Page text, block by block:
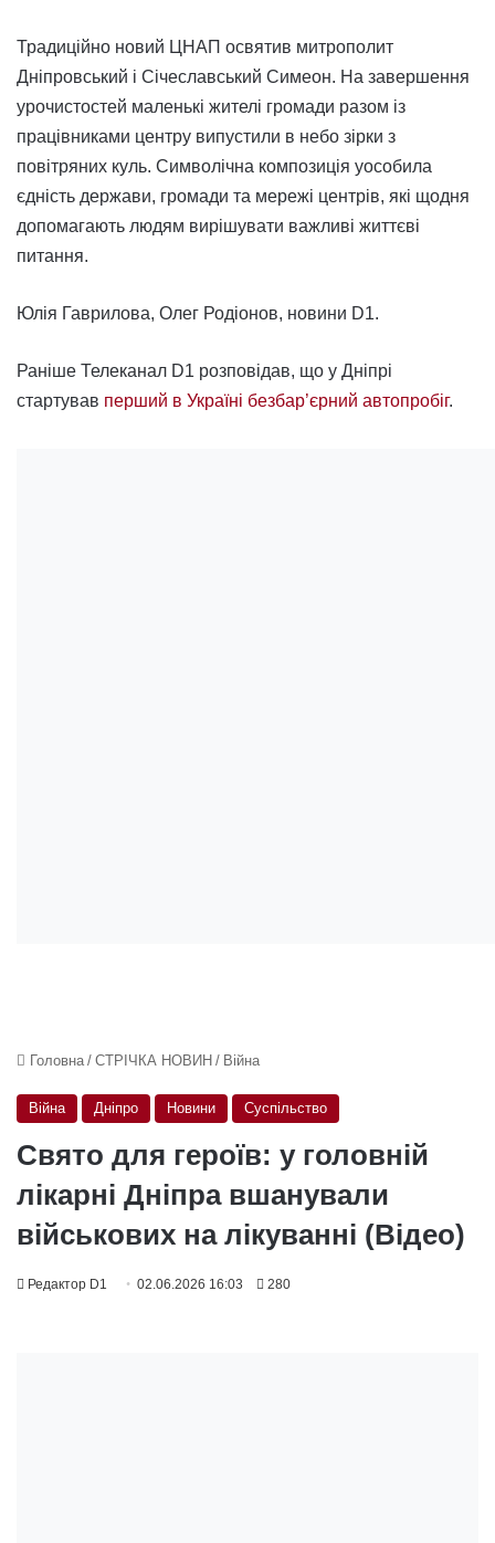
Традиційно новий ЦНАП освятив митрополит
Дніпровський і Січеславський Симеон. На завершення
урочистостей маленькі жителі громади разом із
працівниками центру випустили в небо зірки з
повітряних куль. Символічна композиція уособила
єдність держави, громади та мережі центрів, які щодня
допомагають людям вирішувати важливі життєві
питання.
Юлія Гаврилова, Олег Родіонов, новини D1.
Раніше Телеканал D1 розповідав, що у Дніпрі
стартував перший в Україні безбар’єрний автопробіг.